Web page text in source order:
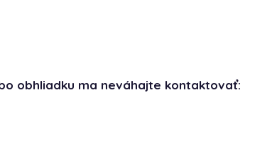
obhliadku ma neváhajte kontaktovať: